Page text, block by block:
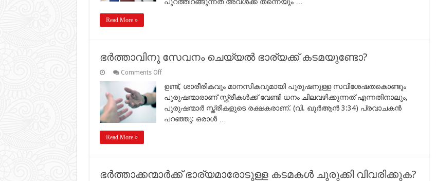
Read More »
ഭര്‍ത്താവിനു സേവനം ചെയ്യല്‍ ഭാര്യക്ക് കടമയുണ്ടോ?
Comments Offon
സേവനം
ഭാര്യക്ക്
കടമയുണ്ടോ?
ഉണ്ട്, ശാരീരികവും മാനസികവുമായി പുരുഷനുള്ള സവിശേഷതകൊണ്ടും
പുരുഷന്മാരാണ് സ്ത്രീകള്‍ക്ക് വേണ്ടി ധനം ചിലവഴിക്കുന്നത് എന്നതിനാലും,
പുരുഷന്മാര്‍ സ്ത്രീകളുടെ രക്ഷകരാണ്. (വി. ഖുര്‍ആന്‍ 3:34) പ്രവാചകന്‍
പറഞ്ഞു: ഒരാള്‍ …
Read More »
ഭര്‍ത്താക്കന്മാര്‍ക്ക് ഭാര്യമാരോടുള്ള കടമകള്‍ ചുരുക്കി വിവരിക്കുക?